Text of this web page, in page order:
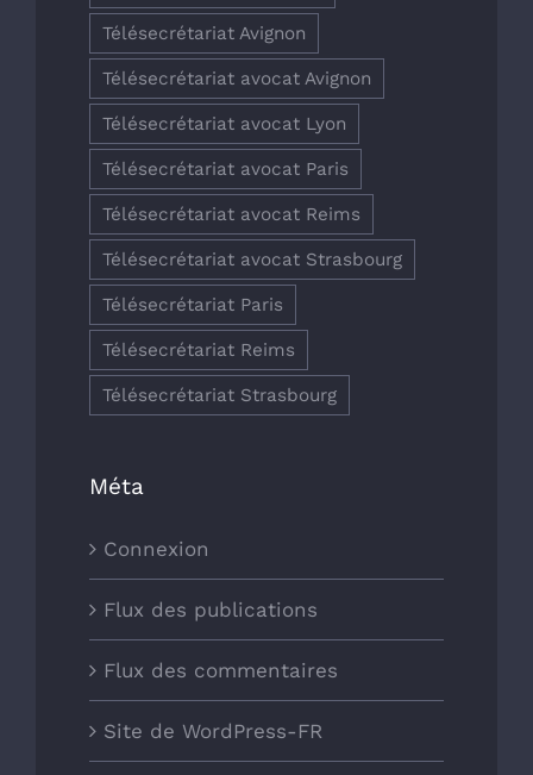
Télésecrétariat Avignon
Télésecrétariat avocat Avignon
Télésecrétariat avocat Lyon
Télésecrétariat avocat Paris
Télésecrétariat avocat Reims
Télésecrétariat avocat Strasbourg
Télésecrétariat Paris
Télésecrétariat Reims
Télésecrétariat Strasbourg
Méta
Connexion
Flux des publications
Flux des commentaires
Site de WordPress-FR